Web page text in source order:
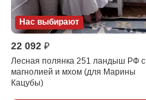
Нас выбирают
22 092 ₽
Лесная полянка 251 ландыш РФ с
магнолией и мхом (для Марины
Кацубы)